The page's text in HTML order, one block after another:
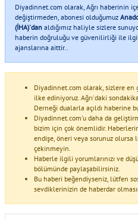
Diyadinnet.com olarak, Ağrı haberinin
değiştirmeden, abonesi olduğumuz
(İHA)'dan aldığımız haliyle sizlere
haberin doğruluğu ve güvenilirliği ile
ajanslarına aittir..
Diyadinnet.com olarak, sizlere en
ilke ediniyoruz. Ağrı'daki
Derneği dualarla açıldı haberine
Diyadinnet.com'u daha da
bizim için çok önemlidir.
endişe, öneri veya sorunuz olursa
çekinmeyin.
Haberle ilgili yorumlarınızı ve
bölümünde paylaşabilirsiniz.
Bu haberi beğendiyseniz, lütfen
sevdiklerinizin de haberdar